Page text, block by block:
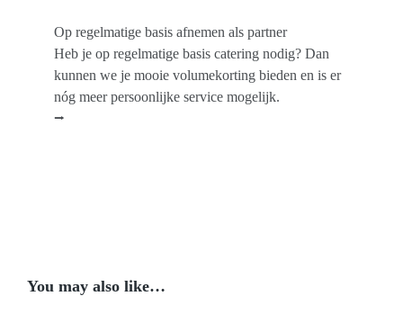
Op regelmatige basis afnemen als partner
Heb je op regelmatige basis catering nodig? Dan
kunnen we je mooie volumekorting bieden en is er
nóg meer persoonlijke service mogelijk.
⭢
You may also like…